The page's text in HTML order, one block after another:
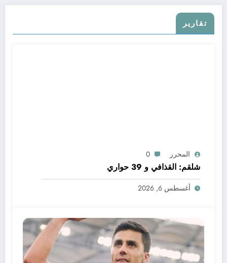
تقارير
المحرر 0
شلقم: القذافي و 39 حواري
أغسطس 6, 2026